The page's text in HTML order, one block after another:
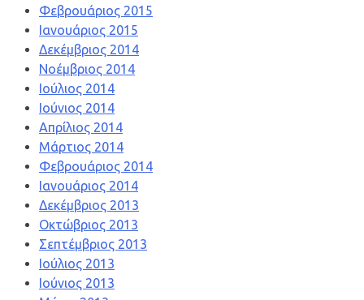
Φεβρουάριος 2015
Ιανουάριος 2015
Δεκέμβριος 2014
Νοέμβριος 2014
Ιούλιος 2014
Ιούνιος 2014
Απρίλιος 2014
Μάρτιος 2014
Φεβρουάριος 2014
Ιανουάριος 2014
Δεκέμβριος 2013
Οκτώβριος 2013
Σεπτέμβριος 2013
Ιούλιος 2013
Ιούνιος 2013